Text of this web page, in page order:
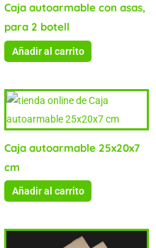
Caja autoarmable con asas,
para 2 botell
Añadir al carrito
Caja autoarmable 25x20x7
cm
Añadir al carrito